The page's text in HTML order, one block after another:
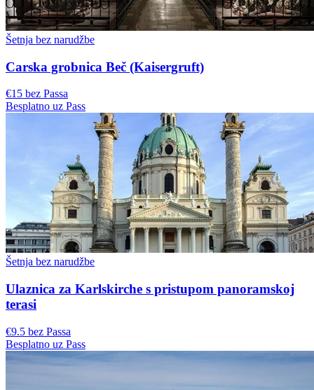
Šetnja bez narudžbe
Carska grobnica Beč (Kaisergruft)
€15 bez Passa
Besplatno uz Pass
Šetnja bez narudžbe
Ulaznica za Karlskirche s pristupom panoramskoj
terasi
€9.5 bez Passa
Besplatno uz Pass